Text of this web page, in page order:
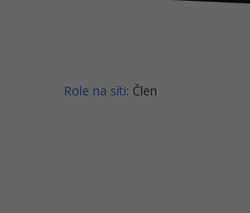
Role na síti: Člen